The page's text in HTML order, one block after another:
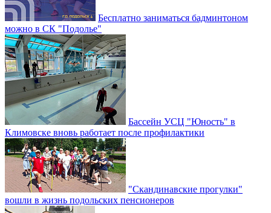
Бесплатно заниматься бадминтоном
можно в СК "Подолье"
Бассейн УСЦ "Юность" в
Климовске вновь работает после профилактики
"Скандинавские прогулки"
вошли в жизнь подольских пенсионеров